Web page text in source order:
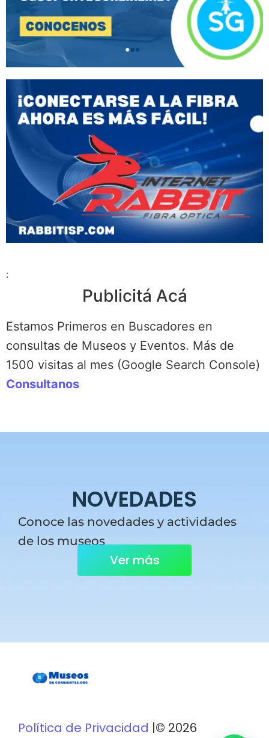
:
Publicitá Acá
Estamos Primeros en Buscadores en
consultas de Museos y Eventos. Más de
1500 visitas al mes (Google Search Console)
Consultanos
NOVEDADES
Conoce las novedades y actividades
de los museos
Ver más
Política de Privacidad |© 2026